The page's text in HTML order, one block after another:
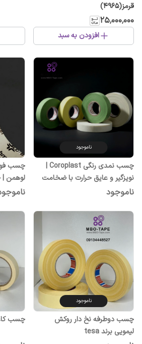
قرمز(۴۹۶۵)
۲۵٬۰۰۰٬۰۰۰
افزودن به سبد
ناموجود
چسب نمدی رنگی Coroplast |
نویزگیر و عایق حرارت با ضخامت
۴۰۰ میکرون
ناموجود
چسب
لوهمن
چسبندگی
ناموجود
چسب دوطرفه نخ دار روکش
لیمویی برند tesa
چسب